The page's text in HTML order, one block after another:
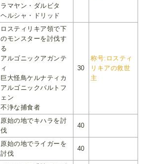
ラマヤン・ダルビタ
ヘルシャ・ドリッド
ロスティリキア領で下
のモンスターを討伐す
る
アルゴニックアガンテ
ィ
巨大怪鳥ケルナティカ
アルゴニックバルトフ
ェン
不浄な捕食者
30
称号:ロスティ
リキアの救世
主
原始の地でキハラを討
伐
40
原始の地でライガーを
討伐
40